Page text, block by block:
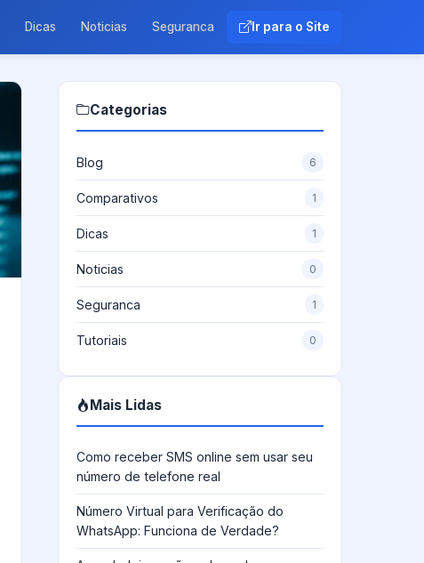
Dicas Noticias Seguranca Ir para o Site
Categorias
Blog 6
Comparativos 1
Dicas 1
Noticias 0
Seguranca 1
Tutoriais 0
Mais Lidas
Como receber SMS online sem usar seu
número de telefone real
Número Virtual para Verificação do
WhatsApp: Funciona de Verdade?